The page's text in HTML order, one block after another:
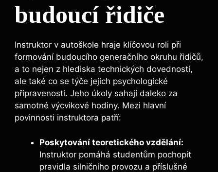
budoucí řidiče
Instruktor v autoškole hraje klíčovou roli při
formování budoucího generačního okruhu řidičů,
a to nejen z hlediska technických dovedností,
ale také co se týče jejich psychologické
připravenosti. Jeho úkoly sahají daleko za
samotné výcvikové hodiny. Mezi hlavní
povinnosti instruktora patří:
Poskytování teoretického vzdělání:
Instruktor pomáhá studentům pochopit
pravidla silničního provozu a příslušné